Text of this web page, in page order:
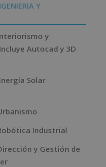
Y
y
Autocad y 3D
Solar
Industrial
y Gestión de